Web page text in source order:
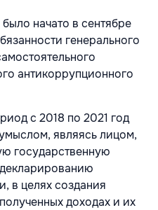
начато в сентябре
генерального
антикоррупционного
с 2018 по 2021 год
являясь лицом,
государственную
в целях создания
доходах и их